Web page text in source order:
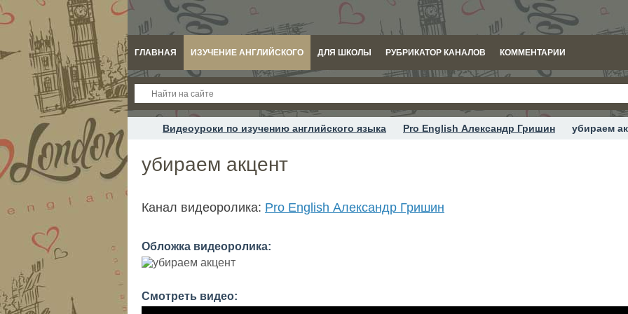
ГЛАВНАЯ ИЗУЧЕНИЕ АНГЛИЙСКОГО ДЛЯ ШКОЛЫ РУБРИКАТОР КАНАЛОВ КОММЕНТАРИИ
Видеоуроки по изучению английского языка Pro English Александр Гришин убираем
убираем акцент
Канал видеоролика: Pro English Александр Гришин
Обложка видеоролика:
Смотреть видео: